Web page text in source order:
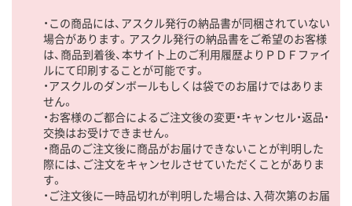
・この商品には、アスクル発行の納品書が同梱されていない
場合があります。アスクル発行の納品書をご希望のお客様
は、商品到着後、本サイト上のご利用履歴よりＰＤＦファイ
ルにて印刷することが可能です。
・アスクルのダンボールもしくは袋でのお届けではありま
せん。
・お客様のご都合によるご注文後の変更・キャンセル・返品・
交換はお受けできません。
・商品のご注文後に商品がお届けできないことが判明した
際には、ご注文をキャンセルさせていただくことがありま
す。
・ご注文後に一時品切れが判明した場合は、入荷次第のお届